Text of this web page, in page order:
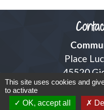
Place
45520
+33 2
Contact
This site uses cookies and
to activate
OK, accept all